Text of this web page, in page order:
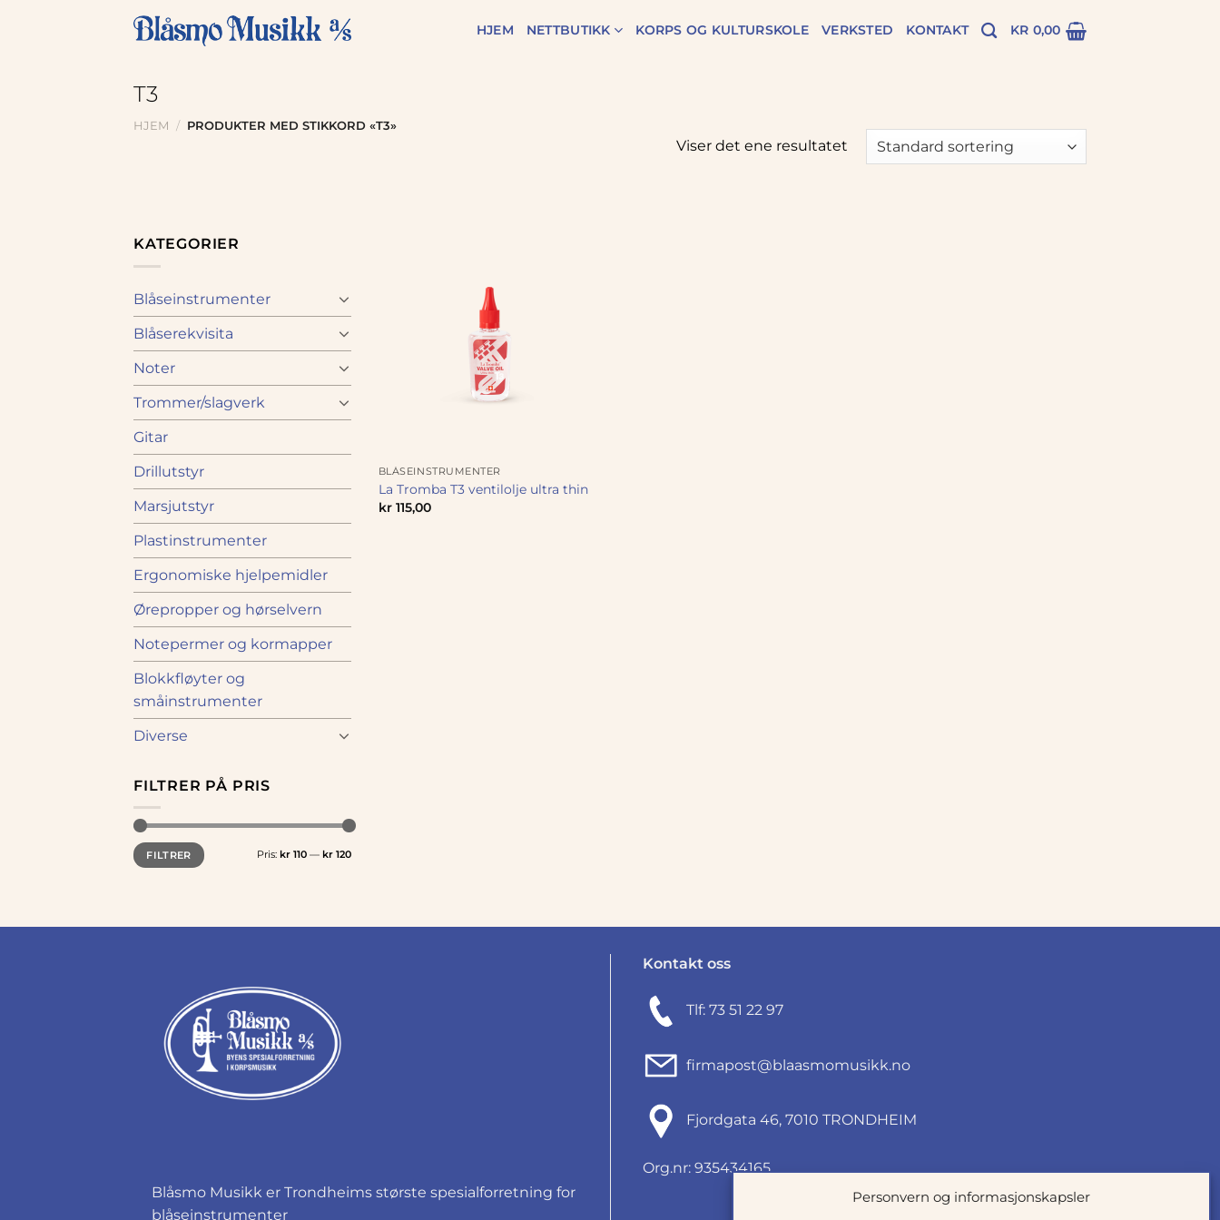
Personvern og informasjonskapsler
HJEM NETTBUTIKK KORPS OG KULTURSKOLE VERKSTED KONTAKT KR 0,00
T3
HJEM / PRODUKTER MED STIKKORD «T3»
Viser det ene resultatet
KATEGORIER
Blåseinstrumenter
Blåserekvisita
Noter
Trommer/slagverk
Gitar
Drillutstyr
Marsjutstyr
Plastinstrumenter
Ergonomiske hjelpemidler
Ørepropper og hørselvern
Notepermer og kormapper
Blokkfløyter og
småinstrumenter
Diverse
FILTRER PÅ PRIS
Min.
pris
Makspris
FILTRER Pris: kr 110 — kr 120
BLÅSEINSTRUMENTER
La Tromba T3 ventilolje ultra thin
kr115,00
Blåsmo Musikk er Trondheims største spesialforretning for
blåseinstrumenter
Kontakt oss
Tlf: 73 51 22 97
firmapost@blaasmomusikk.no
Fjordgata 46, 7010 TRONDHEIM
Org.nr: 935434165